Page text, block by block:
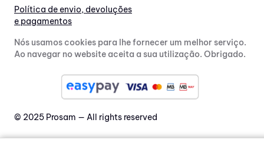
Política de envio, devoluções
e pagamentos
Nós usamos cookies para lhe fornecer um melhor serviço.
Ao navegar no website aceita a sua utilização. Obrigado.
© 2025 Prosam — All rights reserved